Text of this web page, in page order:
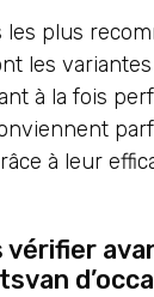
les plus
les
à la fois
à leur